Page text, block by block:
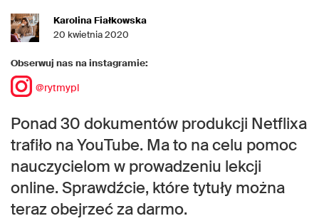
Karolina Fiałkowska
20 kwietnia 2020
Obserwuj nas na instagramie:
@rytmypl
Ponad 30 dokumentów produkcji Netflixa
trafiło na YouTube. Ma to na celu pomoc
nauczycielom w prowadzeniu lekcji
online. Sprawdźcie, które tytuły można
teraz obejrzeć za darmo.